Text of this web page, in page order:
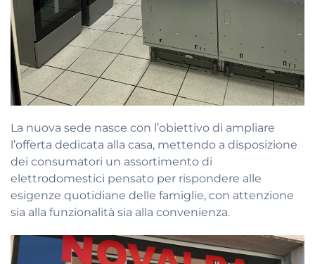
La nuova sede nasce con l’obiettivo di ampliare
l’offerta dedicata alla casa, mettendo a disposizione
dei consumatori un assortimento di
elettrodomestici pensato per rispondere alle
esigenze quotidiane delle famiglie, con attenzione
sia alla funzionalità sia alla convenienza.